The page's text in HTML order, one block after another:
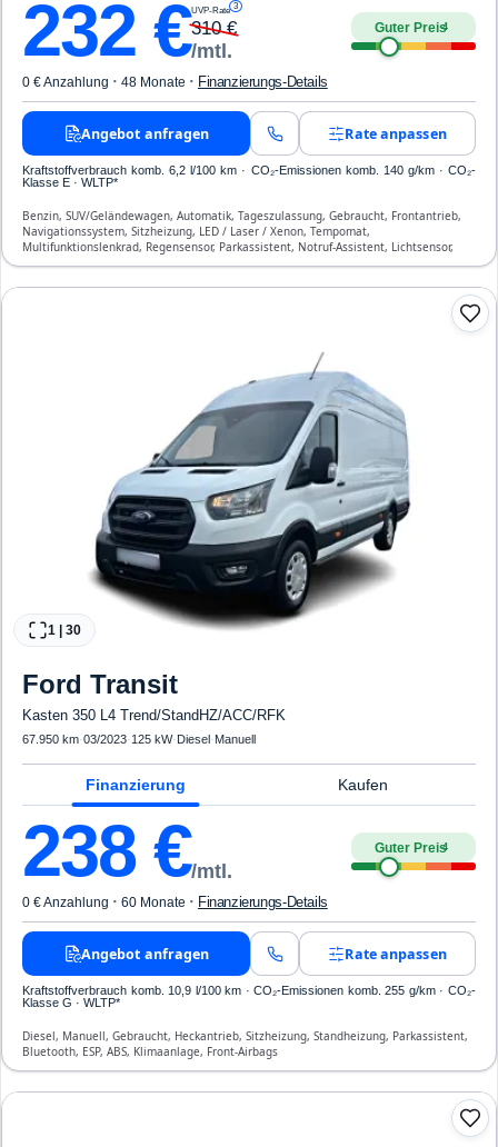
232 €UVP-Rate 3
310€
/mtl.
Guter Preis4
0 € Anzahlung · 48 Monate · Finanzierungs-Details
Angebot anfragen Rate anpassen
Kraftstoffverbrauch komb. 6,2 l/100 km · CO₂-Emissionen komb. 140 g/km · CO₂-
Klasse E · WLTP*
Benzin, SUV/Geländewagen, Automatik, Tageszulassung, Gebraucht, Frontantrieb,
Navigationssystem, Sitzheizung, LED / Laser / Xenon, Tempomat,
Multifunktionslenkrad, Regensensor, Parkassistent, Notruf-Assistent, Lichtsensor,
Start/Stopp-Automatik, Bluetooth, Freisprecheinrichtung, Verkehrszeichen-
1 30
Ford Transit
Kasten 350 L4 Trend/StandHZ/ACC/RFK
67.950 km·03/2023· 125 kW· Diesel· Manuell
Finanzierung Kaufen
238€/mtl.
Guter Preis4
0 € Anzahlung · 60 Monate · Finanzierungs-Details
Angebot anfragen Rate anpassen
Kraftstoffverbrauch komb. 10,9 l/100 km · CO₂-Emissionen komb. 255 g/km · CO₂-
Klasse G · WLTP*
Diesel, Manuell, Gebraucht, Heckantrieb, Sitzheizung, Standheizung, Parkassistent,
Bluetooth, ESP, ABS, Klimaanlage, Front-Airbags